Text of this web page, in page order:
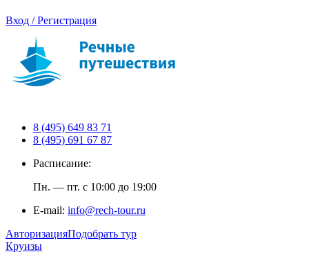
Вход / Регистрация
8 (495) 649 83 71
8 (495) 691 67 87
Расписание:
Пн. — пт. с 10:00 до 19:00
E-mail: info@rech-tour.ru
АвторизацияПодобрать тур
Круизы